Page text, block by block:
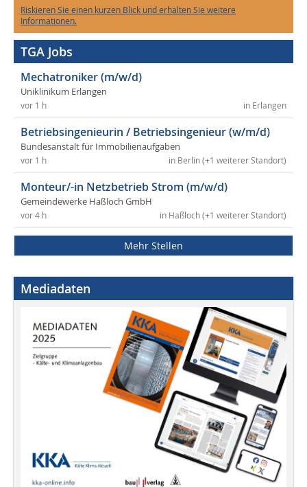
Riskieren Sie einen kurzen Blick und erhalten Sie weitere
Informationen.
TGA Jobs
Mechatroniker (m/w/d)
Uniklinikum Erlangen
in Erlangen
vor 1 h
Betriebsingenieurin / Betriebsingenieur (w/m/d)
Bundesanstalt für Immobilienaufgaben
in Berlin (+1 weiterer Standort)
vor 1 h
Monteur/-in Netzbetrieb Strom (m/w/d)
Gemeindewerke Haßloch GmbH
in Haßloch (+1 weiterer Standort)
vor 4 h
Mehr Stellen
Mediadaten